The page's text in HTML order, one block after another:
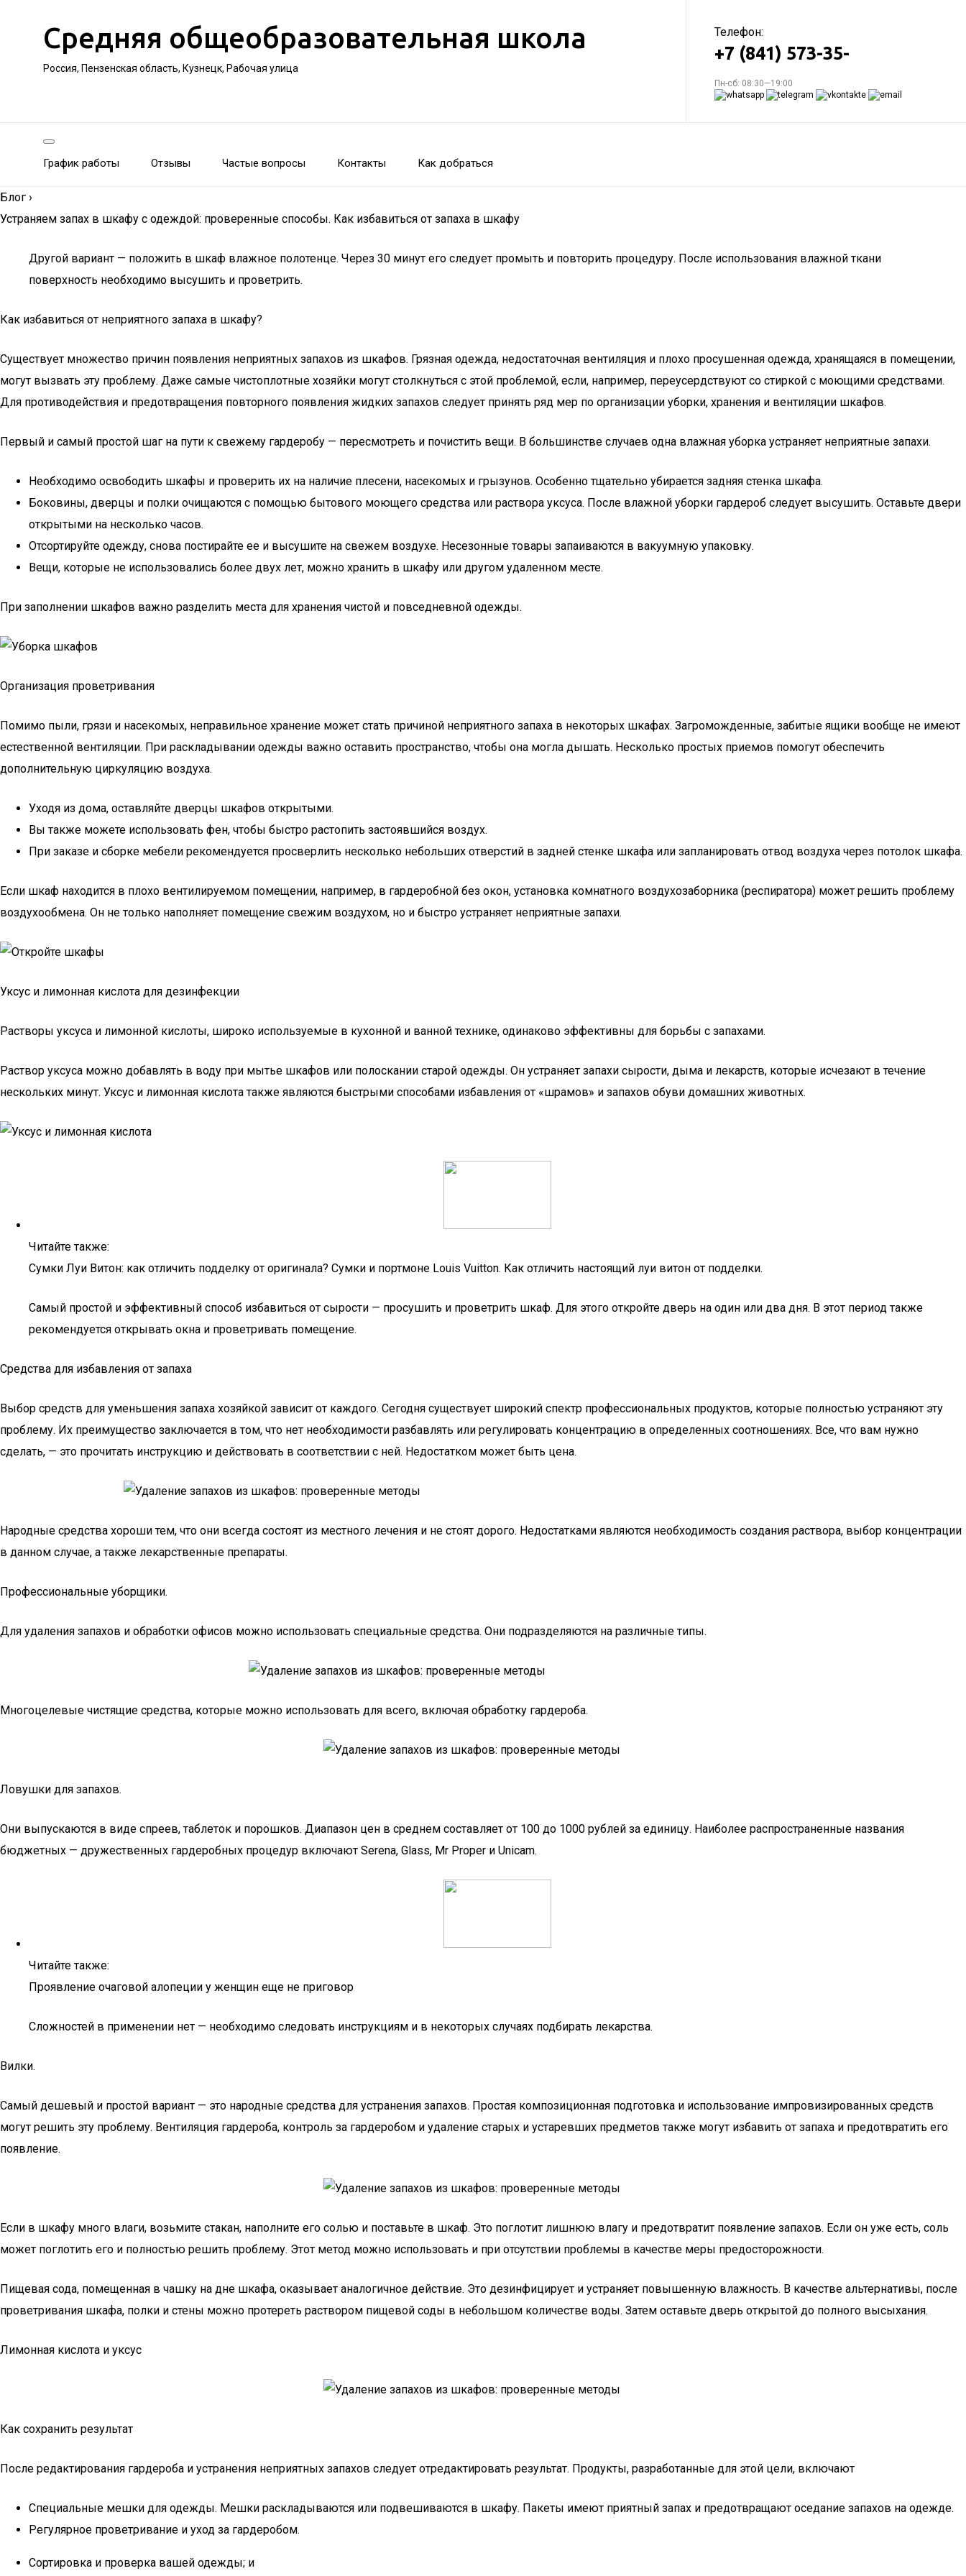
Средняя общеобразовательная школа
Россия, Пензенская область, Кузнецк, Рабочая улица
Телефон:
+7 (841) 573-35-
Пн-сб: 08:30—19:00
График работы Отзывы Частые вопросы Контакты Как добраться
Блог ›
Устраняем запах в шкафу с одеждой: проверенные способы. Как избавиться от запаха в шкафу
Другой вариант — положить в шкаф влажное полотенце. Через 30 минут его следует промыть и повторить процедуру. После использования влажной ткани
поверхность необходимо высушить и проветрить.
Как избавиться от неприятного запаха в шкафу?
Существует множество причин появления неприятных запахов из шкафов. Грязная одежда, недостаточная вентиляция и плохо просушенная одежда, хранящаяся в помещении,
могут вызвать эту проблему. Даже самые чистоплотные хозяйки могут столкнуться с этой проблемой, если, например, переусердствуют со стиркой с моющими средствами.
Для противодействия и предотвращения повторного появления жидких запахов следует принять ряд мер по организации уборки, хранения и вентиляции шкафов.
Первый и самый простой шаг на пути к свежему гардеробу — пересмотреть и почистить вещи. В большинстве случаев одна влажная уборка устраняет неприятные запахи.
Необходимо освободить шкафы и проверить их на наличие плесени, насекомых и грызунов. Особенно тщательно убирается задняя стенка шкафа.
Боковины, дверцы и полки очищаются с помощью бытового моющего средства или раствора уксуса. После влажной уборки гардероб следует высушить. Оставьте двери
открытыми на несколько часов.
Отсортируйте одежду, снова постирайте ее и высушите на свежем воздухе. Несезонные товары запаиваются в вакуумную упаковку.
Вещи, которые не использовались более двух лет, можно хранить в шкафу или другом удаленном месте.
При заполнении шкафов важно разделить места для хранения чистой и повседневной одежды.
Организация проветривания
Помимо пыли, грязи и насекомых, неправильное хранение может стать причиной неприятного запаха в некоторых шкафах. Загроможденные, забитые ящики вообще не имеют
естественной вентиляции. При раскладывании одежды важно оставить пространство, чтобы она могла дышать. Несколько простых приемов помогут обеспечить
дополнительную циркуляцию воздуха.
Уходя из дома, оставляйте дверцы шкафов открытыми.
Вы также можете использовать фен, чтобы быстро растопить застоявшийся воздух.
При заказе и сборке мебели рекомендуется просверлить несколько небольших отверстий в задней стенке шкафа или запланировать отвод воздуха через потолок шкафа.
Если шкаф находится в плохо вентилируемом помещении, например, в гардеробной без окон, установка комнатного воздухозаборника (респиратора) может решить проблему
воздухообмена. Он не только наполняет помещение свежим воздухом, но и быстро устраняет неприятные запахи.
Уксус и лимонная кислота для дезинфекции
Растворы уксуса и лимонной кислоты, широко используемые в кухонной и ванной технике, одинаково эффективны для борьбы с запахами.
Раствор уксуса можно добавлять в воду при мытье шкафов или полоскании старой одежды. Он устраняет запахи сырости, дыма и лекарств, которые исчезают в течение
нескольких минут. Уксус и лимонная кислота также являются быстрыми способами избавления от «шрамов» и запахов обуви домашних животных.
Читайте также:
Сумки Луи Витон: как отличить подделку от оригинала? Сумки и портмоне Louis Vuitton. Как отличить настоящий луи витон от подделки.
Самый простой и эффективный способ избавиться от сырости — просушить и проветрить шкаф. Для этого откройте дверь на один или два дня. В этот период также
рекомендуется открывать окна и проветривать помещение.
Средства для избавления от запаха
Выбор средств для уменьшения запаха хозяйкой зависит от каждого. Сегодня существует широкий спектр профессиональных продуктов, которые полностью устраняют эту
проблему. Их преимущество заключается в том, что нет необходимости разбавлять или регулировать концентрацию в определенных соотношениях. Все, что вам нужно
сделать, — это прочитать инструкцию и действовать в соответствии с ней. Недостатком может быть цена.
Народные средства хороши тем, что они всегда состоят из местного лечения и не стоят дорого. Недостатками являются необходимость создания раствора, выбор концентрации
в данном случае, а также лекарственные препараты.
Профессиональные уборщики.
Для удаления запахов и обработки офисов можно использовать специальные средства. Они подразделяются на различные типы.
Многоцелевые чистящие средства, которые можно использовать для всего, включая обработку гардероба.
Ловушки для запахов.
Они выпускаются в виде спреев, таблеток и порошков. Диапазон цен в среднем составляет от 100 до 1000 рублей за единицу. Наиболее распространенные названия
бюджетных — дружественных гардеробных процедур включают Serena, Glass, Mr Proper и Unicam.
Читайте также:
Проявление очаговой алопеции у женщин еще не приговор
Сложностей в применении нет — необходимо следовать инструкциям и в некоторых случаях подбирать лекарства.
Вилки.
Самый дешевый и простой вариант — это народные средства для устранения запахов. Простая композиционная подготовка и использование импровизированных средств
могут решить эту проблему. Вентиляция гардероба, контроль за гардеробом и удаление старых и устаревших предметов также могут избавить от запаха и предотвратить его
появление.
Если в шкафу много влаги, возьмите стакан, наполните его солью и поставьте в шкаф. Это поглотит лишнюю влагу и предотвратит появление запахов. Если он уже есть, соль
может поглотить его и полностью решить проблему. Этот метод можно использовать и при отсутствии проблемы в качестве меры предосторожности.
Пищевая сода, помещенная в чашку на дне шкафа, оказывает аналогичное действие. Это дезинфицирует и устраняет повышенную влажность. В качестве альтернативы, после
проветривания шкафа, полки и стены можно протереть раствором пищевой соды в небольшом количестве воды. Затем оставьте дверь открытой до полного высыхания.
Лимонная кислота и уксус
Как сохранить результат
После редактирования гардероба и устранения неприятных запахов следует отредактировать результат. Продукты, разработанные для этой цели, включают
Специальные мешки для одежды. Мешки раскладываются или подвешиваются в шкафу. Пакеты имеют приятный запах и предотвращают оседание запахов на одежде.
Регулярное проветривание и уход за гардеробом.
Сортировка и проверка вашей одежды; и